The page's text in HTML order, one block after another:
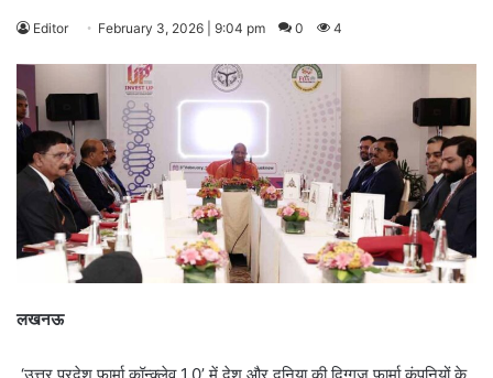
Editor February 3, 2026 | 9:04 pm 0 4
लखनऊ